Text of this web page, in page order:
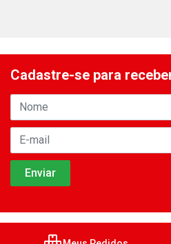
Cadastre-se para